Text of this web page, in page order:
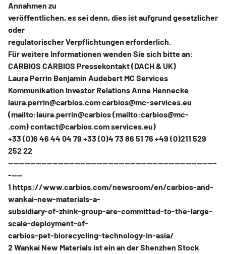
Annahmen zu
veröffentlichen, es sei denn, dies ist aufgrund gesetzlicher
oder
regulatorischer Verpflichtungen erforderlich.
Für weitere Informationen wenden Sie sich bitte an:
CARBIOS CARBIOS Pressekontakt (DACH & UK)
Laura Perrin Benjamin Audebert MC Services
Kommunikation Investor Relations Anne Hennecke
laura.perrin@carbios.com carbios@mc-services.eu
(mailto:laura.perrin@carbios (mailto:carbios@mc-
.com) contact@carbios.com services.eu)
+33 (0)6 46 44 04 79 +33 (0)4 73 86 51 76 +49 (0)211 529
252 22
---------------------------------------------------------------------------
-----
1 https://www.carbios.com/newsroom/en/carbios-and-
wankai-new-materials-a-
subsidiary-of-zhink-group-are-committed-to-the-large-
scale-deployment-of-
carbios-pet-biorecycling-technology-in-asia/
2 Wankai New Materials ist ein an der Shenzhen Stock